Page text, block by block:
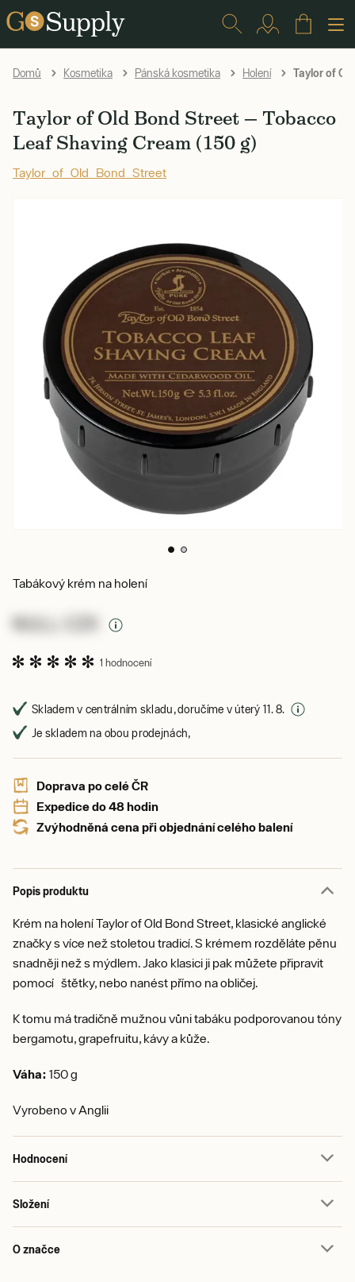
Domů Kosmetika Pánská kosmetika Holení Taylor of
Taylor of Old Bond Street — Tobacco
Leaf Shaving Cream (150 g)
Taylor of Old Bond Street
Tabákový krém na holení
NULL CZK
1 hodnocení
Skladem v centrálním skladu, doručíme v úterý 11. 8.
Je skladem na obou prodejnách,
Doprava po celé ČR
Expedice do 48 hodin
Zvýhodněná cena při objednání celého balení
Popis produktu
Krém na holení Taylor of Old Bond Street, klasické anglické
značky s více než stoletou tradicí. S krémem rozděláte pěnu
snadněji než s mýdlem. Jako klasici ji pak můžete připravit
pomocí štětky, nebo nanést přímo na obličej.
K tomu má tradičně mužnou vůni tabáku podporovanou tóny
bergamotu, grapefruitu, kávy a kůže.
Váha: 150 g
Vyrobeno v Anglii
Hodnocení
Složení
O značce